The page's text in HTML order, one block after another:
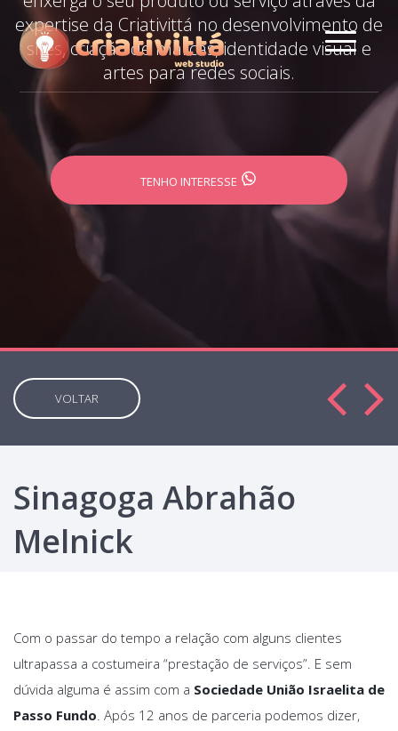
expertise da Criativittá no desenvolvimento de
sites, criação de marcas, identidade visual e
artes para redes sociais.
TENHO INTERESSE
VOLTAR
Sinagoga Abrahão
Melnick
Com o passar do tempo a relação com alguns clientes
ultrapassa a costumeira “prestação de serviços”. E sem
dúvida alguma é assim com a Sociedade União Israelita de
Passo Fundo. Após 12 anos de parceria podemos dizer,